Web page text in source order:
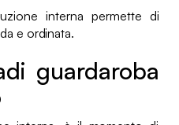
interna permette di
e ordinata.
guardaroba